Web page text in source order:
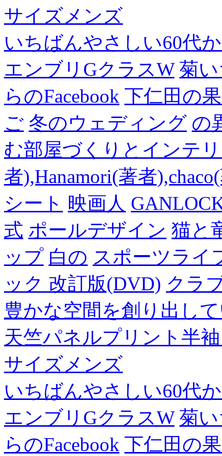
サイズメンズ
いちばんやさしい60代
エンブリGクラスW 菊
らのFacebook 下仁田の
ご 冬のウェディング の
む部屋づくりとインテ
者),Hanamori(著者
シート 映画人
式 ポールデザイン 猫と
ップ 白の スポーツライ
ック 改訂版(DVD) クラ
豊かな空間を創り出し
天竺パネルプリント半
サイズメンズ
いちばんやさしい60代
エンブリGクラスW 菊
らのFacebook 下仁田の